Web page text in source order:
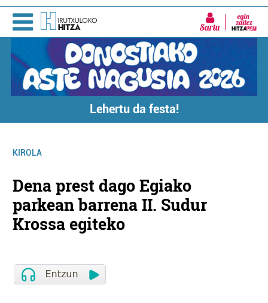
Sartu
Lehertu da festa!
KIROLA
Dena prest dago Egiako
parkean barrena II. Sudur
Krossa egiteko